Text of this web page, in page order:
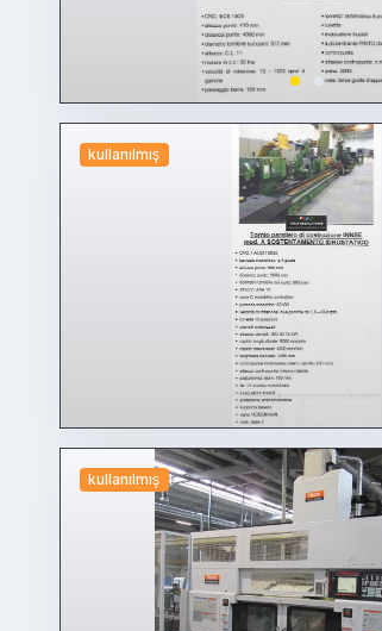
kullanılmış
kullanılmış